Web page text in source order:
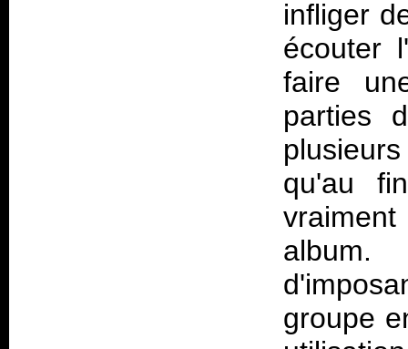
infliger
écouter
faire
parties
qu'au
groupe